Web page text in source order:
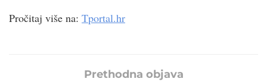
Pročitaj više na: Tportal.hr
Prethodna objava